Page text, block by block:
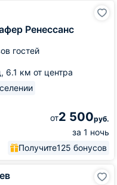
Ренессанс
гостей
6.1 км от центра
от2 500руб.
за 1 ночь
Получите125 бонусов